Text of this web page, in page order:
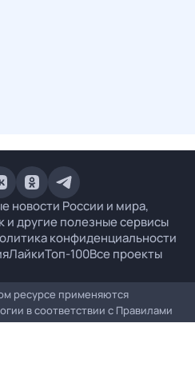
новости России и мира,
и другие полезные сервисы
конфиденциальности
ЛайкиТоп-100Все проекты
ресурсе применяются
в соответствии с Правилами